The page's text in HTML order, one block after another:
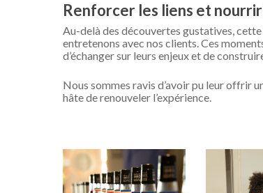
Renforcer les liens et
Au-delà des découvertes gustatives,
entretenons avec nos clients. Ces
d’échanger sur leurs enjeux et de
Nous sommes ravis d’avoir pu leur offrir
hâte de renouveler l’expérience.